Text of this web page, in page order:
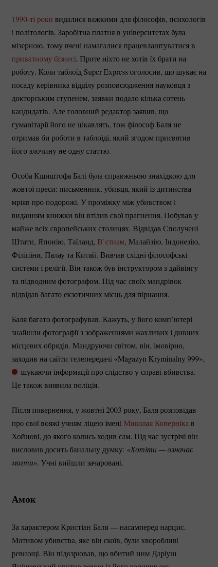
1990-ті роки видалися важкими для філософів, психологів
і політологів. Заробітна платня в університетах була
мізерною, тому вчені намагалися працевлаштуватися в
приватному бізнесі. Проте ніхто не хотів їх брати на
роботу. Коли таблоїд Super Express оголосив, що шукає на
посаду керівника відділу розповсюдження науковця з
докторським ступенем, заявки подало кілька сотень
кандидатів. Але головний редактор заявив, що
гуманітарії його не цікавлять, тож філософ Баля не
отримав би роботи в таблоїді, який згодом присвятив
його злочину не одну статтю.
Особа Кшиштофа Балі була справжньою знахідкою для
жовтої преси: письменник, убивця, який із дитинства
мріяв про подорожі. У проміжку між убивством і
виданням книжки він втілив свої прагнення. Побував у
майже всіх європейських столицях. Відвідав Сполучені
Штати, Японію, Таїланд, В’єтнам, Малайзію, Індонезію,
Філіпіни, Палау та Китай. Вивчав східні філософські
системи і релігії. Він також був інструктором з дайвінгу
та підводним фотографом. Під час своїх мандрівок
відвідав багато екзотичних місць для пірнання.
Баля багато фотографував. Кажуть, у його комп’ютері
знайшли фотографії з зображеннями жахливих і дивних
місцевих обрядів. Мандруючи світом, він, імовірно,
заходив на сайти телепередачі «Magazyn Kryminalny 999»,
шукаючи інформації про слідство у справі вбивства.
Це також виявила поліція.
Після повернення, у жовтні 2003 року, Баля розповідав
про свої вояжі учням ліцею імені Миколая Копернікав
Хойнові, до якого колись ходив сам. Під час зустрічі він
висловив досить банальну думку: «Хотіти — означає
могти». Учні вийшли зачаровані.
Амок
За характером Кристіан Баля — насамперед нарцис.
Мотивом убивства, яке він скоїв, були хворобливі
ревнощі. Він підозрював, що вбитий ним Даріуш